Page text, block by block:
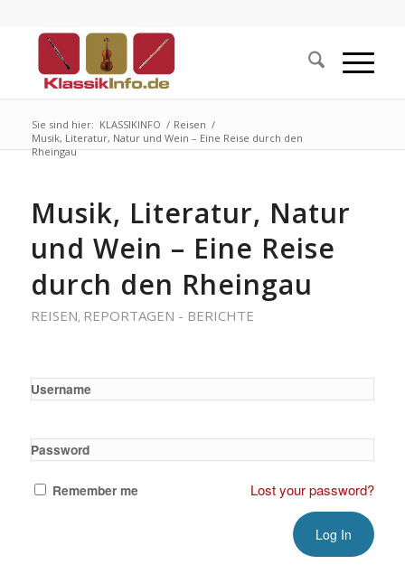
Sie sind hier: KLASSIKINFO / Reisen /
Musik, Literatur, Natur und Wein – Eine Reise durch den
Rheingau
Musik, Literatur, Natur
und Wein – Eine Reise
durch den Rheingau
REISEN, REPORTAGEN - BERICHTE
Username
Password
Remember me Lost your password?